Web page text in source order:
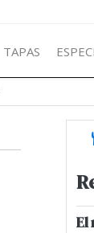
TAPAS
El